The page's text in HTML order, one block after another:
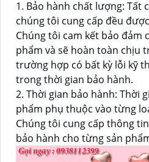
1. Bảo hành chất lượng: Tất
chúng tôi cung cấp đều
Chúng tôi cam kết bảo đảm
phẩm và sẽ hoàn toàn chịu
trường hợp có bất kỳ lỗi kỹ
trong thời gian bảo hành.
2. Thời gian bảo hành: Thời
phẩm phụ thuộc vào từng
Chúng tôi cung cấp thông
bảo hành cho từng sản